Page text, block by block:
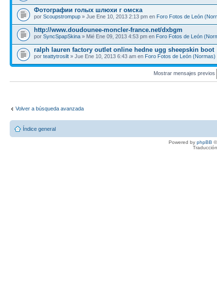
Фотографии голых шлюхи г омска
por Scoupstrompup » Jue Ene 10, 2013 2:13 pm en Foro Fotos de León
http://www.doudounee-moncler-france.net/dxbgm
por SyncSpapSkina » Mié Ene 09, 2013 4:53 pm en Foro Fotos de León
ralph lauren factory outlet online hedne ugg sheepskin boot
por teattytrosilt » Jue Ene 10, 2013 6:43 am en Foro Fotos de León (Normas)
Mostrar mensajes previos
Volver a búsqueda avanzada
Índice general
Powered by phpBB